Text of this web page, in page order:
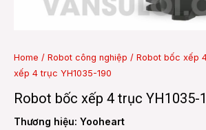
Home / Robot công nghiệp / Robot bốc xếp
xếp 4 trục YH1035-190
Robot bốc xếp 4 trục YH1035-
Thương hiệu: Yooheart